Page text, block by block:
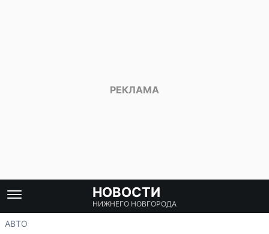
НОВОСТИ
НИЖНЕГО НОВГОРОДА
АВТО